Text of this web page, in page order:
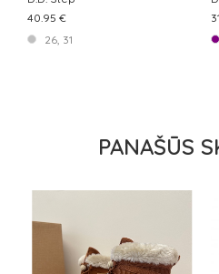
40.95 €
26, 31
PANAŠŪS